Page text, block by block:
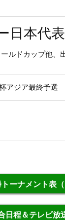
日本代表
ルドカップ他、
アジア最終予選
ーナメント表（
日程＆テレビ放